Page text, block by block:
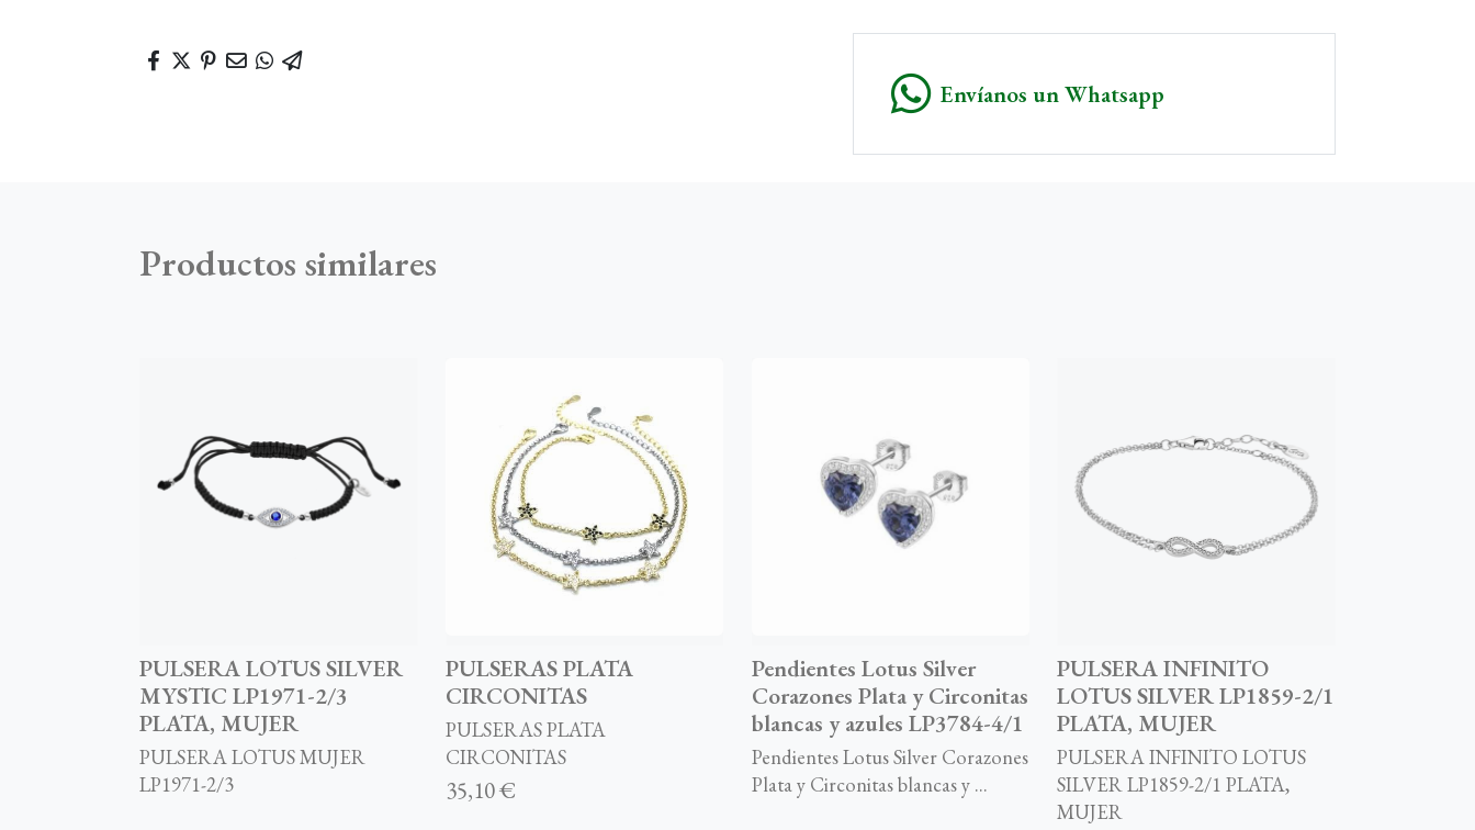
Envíanos un Whatsapp
Productos similares
PULSERA LOTUS SILVER
MYSTIC LP1971-2/3
PLATA, MUJER
PULSERA LOTUS MUJER
LP1971-2/3
PULSERAS PLATA
CIRCONITAS
PULSERAS PLATA
CIRCONITAS
35,10 €
Pendientes Lotus Silver
Corazones Plata y Circonitas
blancas y azules LP3784-4/1
Pendientes Lotus Silver Corazones
Plata y Circonitas blancas y ...
PULSERA INFINITO
LOTUS SILVER LP1859-2/1
PLATA, MUJER
PULSERA INFINITO LOTUS
SILVER LP1859-2/1 PLATA,
MUJER